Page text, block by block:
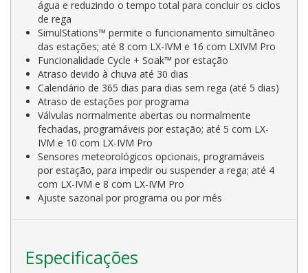
água e reduzindo o tempo total para concluir os ciclos
de rega
SimulStations™ permite o funcionamento simultâneo
das estações; até 8 com LX-IVM e 16 com LXIVM Pro
Funcionalidade Cycle + Soak™ por estação
Atraso devido à chuva até 30 dias
Calendário de 365 dias para dias sem rega (até 5 dias)
Atraso de estações por programa
Válvulas normalmente abertas ou normalmente
fechadas, programáveis por estação; até 5 com LX-
IVM e 10 com LX-IVM Pro
Sensores meteorológicos opcionais, programáveis
por estação, para impedir ou suspender a rega; até 4
com LX-IVM e 8 com LX-IVM Pro
Ajuste sazonal por programa ou por mês
Especificações